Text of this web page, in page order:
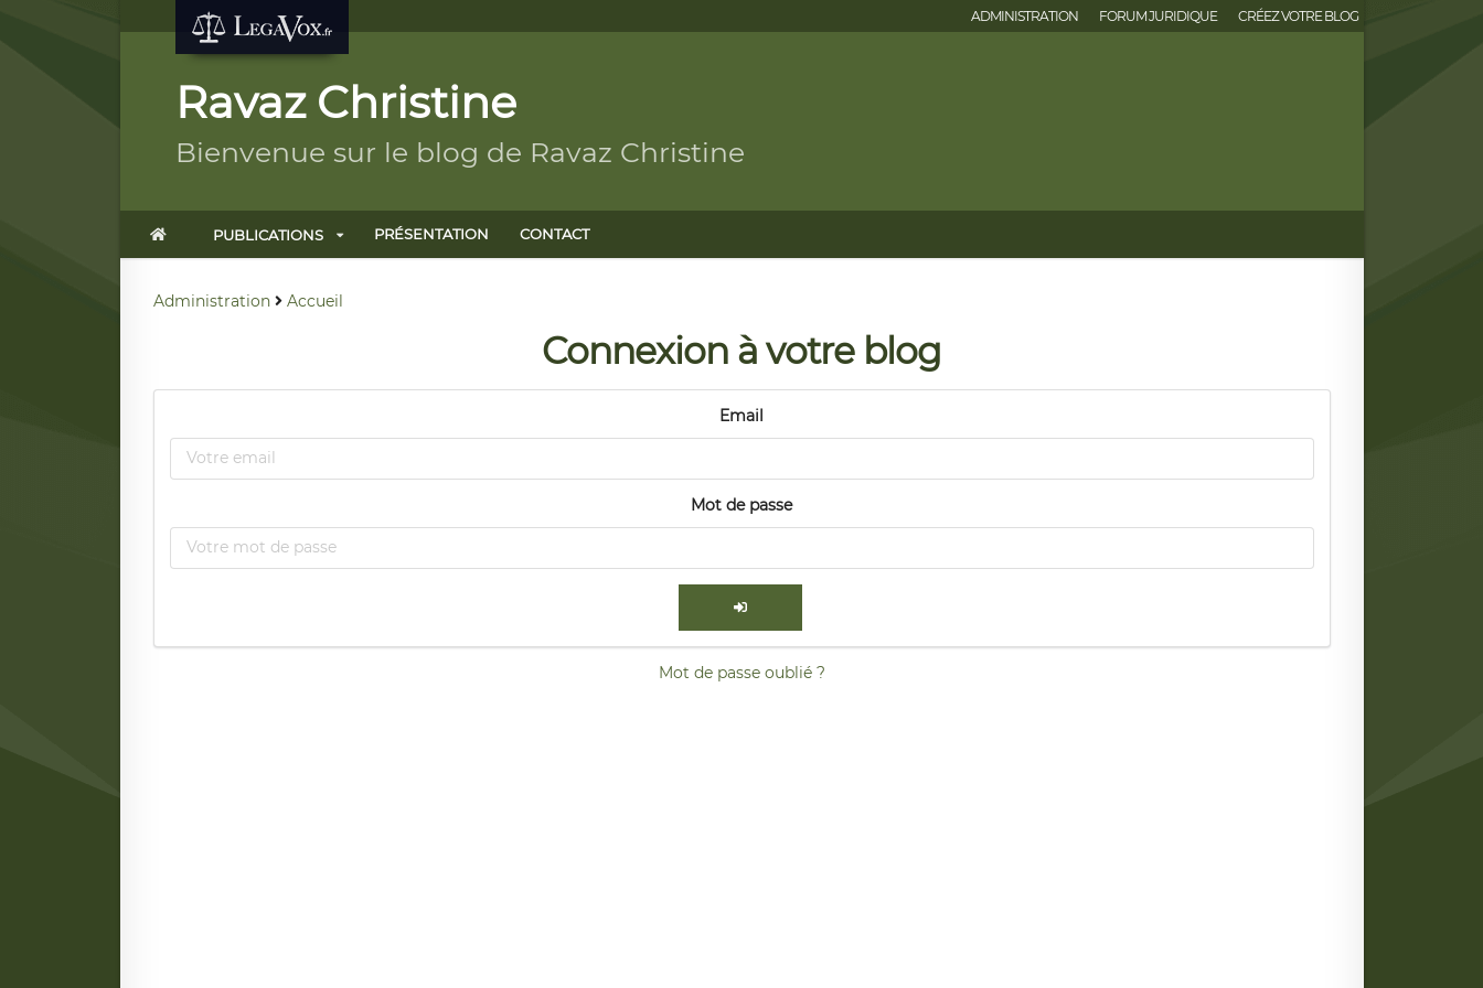
ADMINISTRATION FORUM JURIDIQUE CRÉEZ VOTRE BLOG
Ravaz Christine
Bienvenue sur le blog de Ravaz Christine
PUBLICATIONS PRÉSENTATION CONTACT
Administration Accueil
Connexion à votre blog
Email
Mot de passe
Mot de passe oublié ?